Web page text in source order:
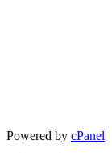
Powered by cPanel